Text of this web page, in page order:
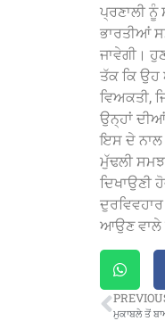
ਪ੍ਰਣਾਲੀ ਨੂੰ
ਭਾਰਤੀਆਂ
ਜਾਵੇਗੀ।
ਤੱਕ ਕਿ ਉਹ
ਵਿਅਕਤੀ,
ਉਨ੍ਹਾਂ ਦੀਆਂ
ਇਸ ਦੇ ਨਾਲ
ਮੁੱਢਲੀ ਸਮਝ
ਦਿਖਾਉਣੀ
ਆਉਣ ਵਾਲੇ
ਮੁਕਾਬਲੇ ਤੋਂ